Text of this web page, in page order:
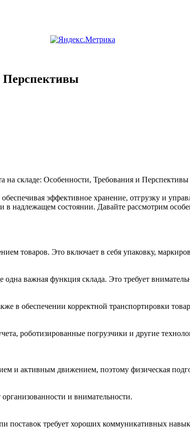
Перспективы
эффективное хранение, отгрузку и
надлежащем состоянии. Давайте рассмотрим
товаров. Это включает в себя упаковку,
важная функция склада. Это требует
в обеспечении корректной транспортировки
роботизированные погрузчики и другие
и активным движением, поэтому физическая
и внимательности.
поставок требует хороших коммуникативных